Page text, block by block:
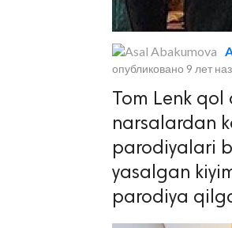
опубликовано 9 лет
Tom Lenk
narsalardan
parodiyalari
yasalgan
parodiya